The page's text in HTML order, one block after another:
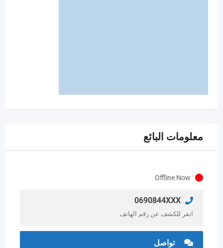
معلومات البائع
Offline Now
0690844XXX
انقر للكشف عن رقم الهاتف
تواصل